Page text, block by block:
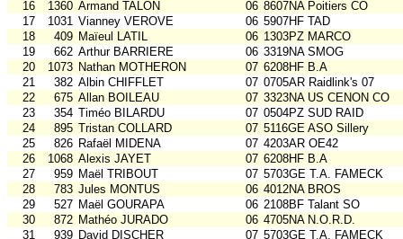
16
1360 Armand TALON 06 8607NA Poitiers CO
17
1031 Vianney VEROVE 06 5907HF TAD
18
409 Maïeul LATIL 06 1303PZ MARCO
19
662 Arthur BARRIERE 06 3319NA SMOG
20
1073 Nathan MOTHERON 07 6208HF B.A
21
382 Albin CHIFFLET 07 0705AR Raidlink's 07
22
675 Allan BOILEAU 07 3323NA US CENON CO
23
354 Timéo BILARDU 07 0504PZ SUD RAID
24
895 Tristan COLLARD 07 5116GE ASO Sillery
25
826 Rafaël MIDENA 07 4203AR OE42
26
1068 Alexis JAYET 07 6208HF B.A
27
959 Maël TRIBOUT 07 5703GE T.A. FAMECK
28
783 Jules MONTUS 06 4012NA BROS
29
527 Maël GOURAPA 06 2108BF Talant SO
30
872 Mathéo JURADO 06 4705NA N.O.R.D.
31
939 David DISCHER 07 5703GE T.A. FAMECK